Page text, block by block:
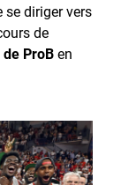
diriger vers
de
ProBen